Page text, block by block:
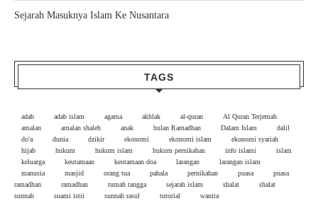
Sejarah Masuknya Islam Ke Nusantara
TAGS
adab adab islam agama akhlak al-quran
Al Quran Terjemah
amalan
amalan shaleh anak bulan Ramadhan Dalam Islam
dalil
do'a
dunia dzikir ekonomi ekonomi islam
ekonomi syariah
hijab
hukum hukum islam hukum pernikahan info islami
islam
keluarga
keutamaan keutamaan doa larangan
larangan islam
manusia
masjid orang tua pahala pernikahan puasa
puasa
ramadhan
ramadhan rumah tangga sejarah islam shalat
shalat
sunnah
suami istri sunnah rasul tutorial wanita